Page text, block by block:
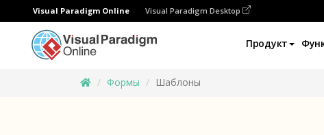
Visual Paradigm Online Visual Paradigm Desktop
Продукт
Формы Шаблоны